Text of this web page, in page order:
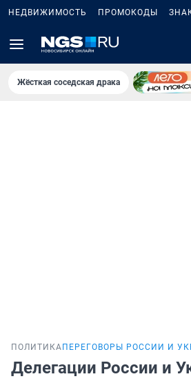
НЕДВИЖИМОСТЬ ПРОМОКОДЫ
Жёсткая соседская драка
ПОЛИТИКА ПЕРЕГОВОРЫ РОССИИ И
Делегации России и